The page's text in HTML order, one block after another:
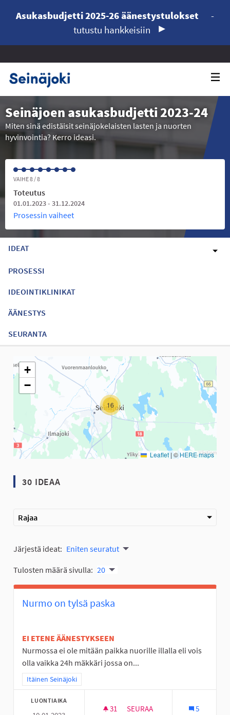
Asukasbudjetti 2025-26 äänestystulokset
-
tutustu hankkeisiin
Seinäjoen asukasbudjetti 2023-24
Miten sinä edistäisit seinäjokelaisten lasten ja nuorten
hyvinvointia? Kerro ideasi.
VAIHE 8 / 8
Toteutus
01.01.2023 - 31.12.2024
Prosessin vaiheet
IDEAT
PROSESSI
IDEOINTIKLINIKAT
ÄÄNESTYS
SEURANTA
Seuraavassa elementissä on kartta, joka esittää tämän sivun
16
+
−
Leaflet | ©HERE maps
30 IDEAA
Rajaa
Järjestä ideat: Eniten seuratut
Tulosten määrä sivulla: 20
Nurmo on tylsä paska
EI ETENE ÄÄNESTYKSEEN
Nurmossa ei ole mitään paikka nuorille illalla eli vois
olla vaikka 24h mäkkäri jossa on...
Rajaa tulokset teeman mukaan: Itäinen Seinäjoki
Itäinen Seinäjoki
LUONTIAIKA
31 31 SEURAAJAA
SEURAA 5